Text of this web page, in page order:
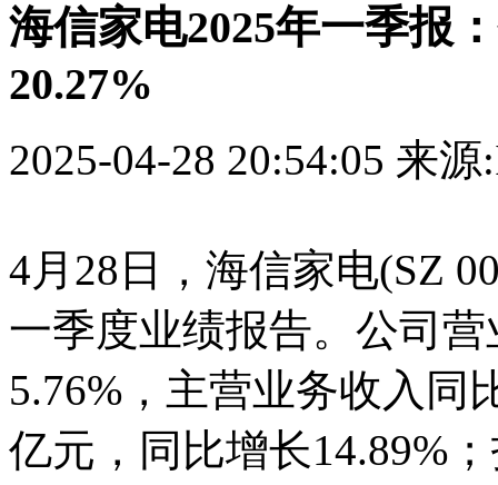
海信家电2025年一季报
20.27%
2025-04-28 20:54:05 来源
4月28日，海信家电(SZ
一季度业绩报告。公司
5.76%，主营业务收入同
亿元，同比增长14.89%